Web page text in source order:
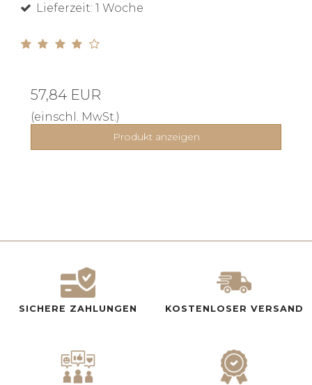
Lieferzeit: 1 Woche
57,84 EUR
(einschl. MwSt.)
Produkt anzeigen
SICHERE ZAHLUNGEN KOSTENLOSER VERSAND